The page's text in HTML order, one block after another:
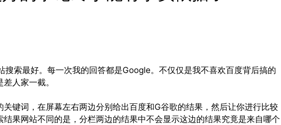
索最好。每一次我的回答都是Google。不仅仅是我不喜欢百度背后搞的
人家一截。
关键词，在屏幕左右两边分别给出百度和G谷歌的结果，然后让你进行比较
果网站不同的是，分栏两边的结果中不会显示这边的结果究竟是来自哪个